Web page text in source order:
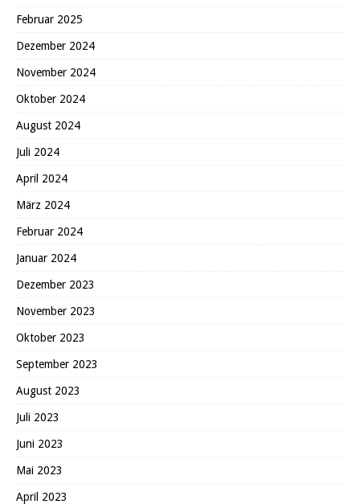
Februar 2025
Dezember 2024
November 2024
Oktober 2024
August 2024
Juli 2024
April 2024
März 2024
Februar 2024
Januar 2024
Dezember 2023
November 2023
Oktober 2023
September 2023
August 2023
Juli 2023
Juni 2023
Mai 2023
April 2023